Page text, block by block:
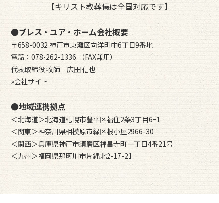
【キリスト教葬儀は全国対応です】
●ブレス・ユア・ホーム会社概要
〒658-0032 神戸市東灘区向洋町中6丁目9番地
電話：078-262-1336 （FAX兼用）
代表取締役 牧師 広田 信也
»会社サイト
●地域連携拠点
＜北海道＞北海道札幌市豊平区福住2条3丁目6−1
＜関東＞神奈川県相模原市緑区根小屋2966-30
＜関西＞兵庫県神戸市須磨区禅昌寺町一丁目4番21号
＜九州＞福岡県那珂川市片縄北2-17-21